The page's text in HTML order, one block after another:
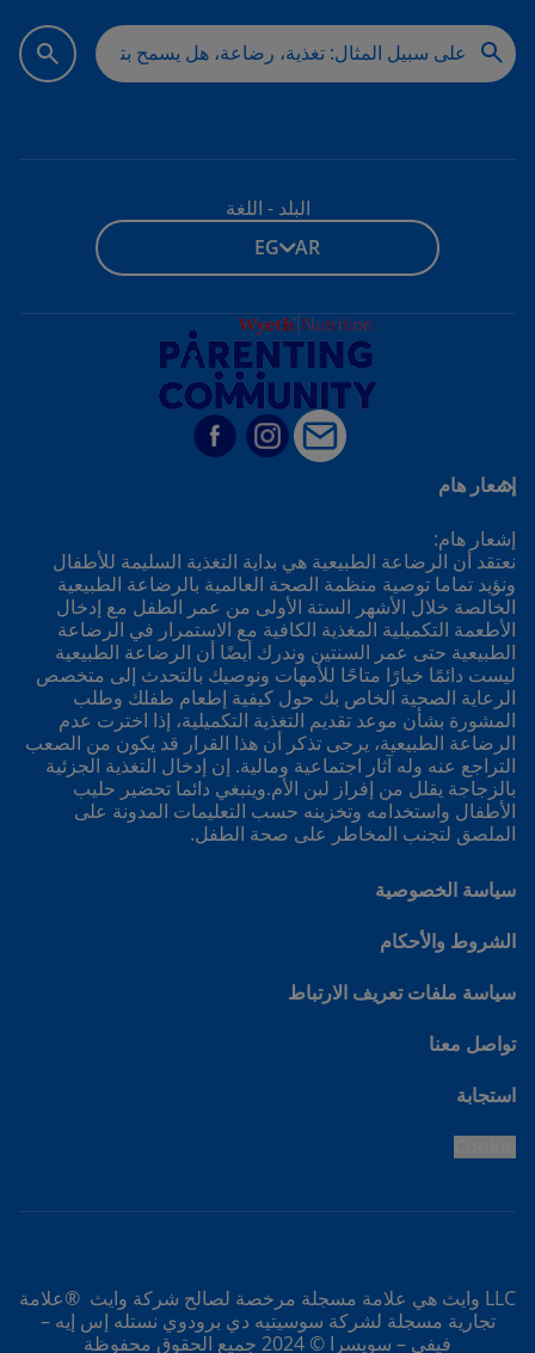
البلد - اللغة
EG - AR
إشعار هام
إشعار هام:
نعتقد أن الرضاعة الطبيعية هي بداية التغذية السليمة للأطفال
ونؤيد تماما توصية منظمة الصحة العالمية بالرضاعة الطبيعية
الخالصة خلال الأشهر الستة الأولى من عمر الطفل مع إدخال
الأطعمة التكميلية المغذية الكافية مع الاستمرار في الرضاعة
الطبيعية حتى عمر السنتين وندرك أيضًا أن الرضاعة الطبيعية
ليست دائمًا خيارًا متاحًا للأمهات ونوصيك بالتحدث إلى متخصص
الرعاية الصحية الخاص بك حول كيفية إطعام طفلك وطلب
المشورة بشأن موعد تقديم التغذية التكميلية، إذا اخترت عدم
الرضاعة الطبيعية، يرجى تذكر أن هذا القرار قد يكون من الصعب
التراجع عنه وله آثار اجتماعية ومالية. إن إدخال التغذية الجزئية
بالزجاجة يقلل من إفراز لبن الأم.وينبغي دائما تحضير حليب
الأطفال واستخدامه وتخزينه حسب التعليمات المدونة على
الملصق لتجنب المخاطر على صحة الطفل.
سياسة الخصوصية
الشروط والأحكام
سياسة ملفات تعريف الارتباط
تواصل معنا
استجابة
LLC وايث هي علامة مسجلة مرخصة لصالح شركة وايث ®علامة
تجارية مسجلة لشركة سوسيتيه دي برودوي نستله إس إيه –
فيفي – سويسرا © 2024 جميع الحقوق محفوظة